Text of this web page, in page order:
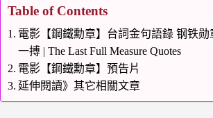
Table of Contents
電影【鋼鐵勳章】台詞金句語錄 钢铁勋
一搏 | The Last Full Measure Quotes
電影【鋼鐵勳章】預告片
延伸閱讀》其它相關文章